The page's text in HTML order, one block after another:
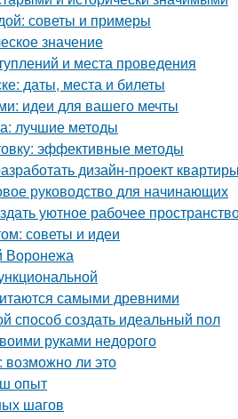
советы и примеры
значение
и места проведения
даты, места и билеты
идеи для вашего мечты
лучшие методы
эффективные методы
дизайн-проект квартиры
руководство для начинающих
уютное рабочее
советы и идеи
Воронежа
самыми древними
способ создать идеальный пол
руками недорого
возможно ли это
опыт
шагов